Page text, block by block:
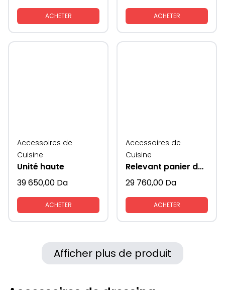
ACHETER ACHETER
Accessoires de
Cuisine
Unité haute
39 650,00 Da
ACHETER
Accessoires de
Cuisine
Relevant panier de rangement vaisselles
29 760,00 Da
ACHETER
Afficher plus de produit